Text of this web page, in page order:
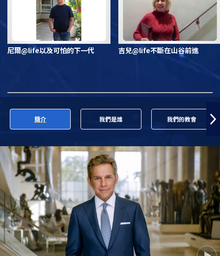
尼爾@life以及可怕的下一代 吉兒@life不斷在山谷前進
簡介 我們是誰 我們的教會